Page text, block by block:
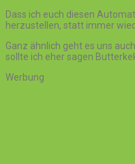
Dass ich euch diesen
herzustellen, statt immer
Ganz ähnlich geht es uns
sollte ich eher sagen
Werbung